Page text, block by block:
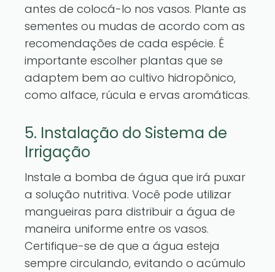
antes de colocá-lo nos vasos. Plante as
sementes ou mudas de acordo com as
recomendações de cada espécie. É
importante escolher plantas que se
adaptem bem ao cultivo hidropônico,
como alface, rúcula e ervas aromáticas.
5. Instalação do Sistema de
Irrigação
Instale a bomba de água que irá puxar
a solução nutritiva. Você pode utilizar
mangueiras para distribuir a água de
maneira uniforme entre os vasos.
Certifique-se de que a água esteja
sempre circulando, evitando o acúmulo